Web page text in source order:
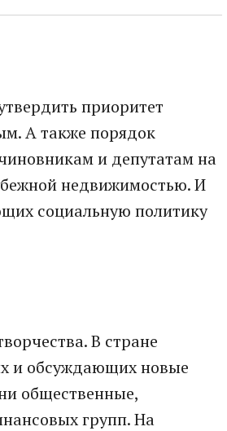
приоритет
А также порядок
и депутатам на
недвижимостью. И
социальную политику
В стране
и обсуждающих новые
общественные,
групп. На